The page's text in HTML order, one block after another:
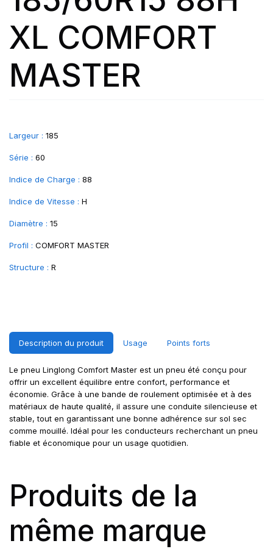
XL COMFORT
MASTER
Largeur : 185
Série : 60
Indice de Charge : 88
Indice de Vitesse : H
Diamètre : 15
Profil : COMFORT MASTER
Structure : R
Description du produit Usage Points forts
Le pneu Linglong Comfort Master est un pneu été conçu pour
offrir un excellent équilibre entre confort, performance et
économie. Grâce à une bande de roulement optimisée et à des
matériaux de haute qualité, il assure une conduite silencieuse et
stable, tout en garantissant une bonne adhérence sur sol sec
comme mouillé. Idéal pour les conducteurs recherchant un pneu
fiable et économique pour un usage quotidien.
Produits de la
même marque